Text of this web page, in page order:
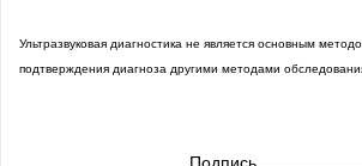
Ультразвуковая диагностика не является основным
подтверждения диагноза другими методами